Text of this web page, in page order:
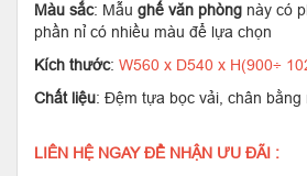
Màu sắc: Mẫu ghế văn phòng này có
phần nỉ có nhiều màu để lựa chọn
Kích thước: W560 x D540 x H(900÷
Chất liệu: Đệm tựa bọc vải, chân bằng
LIÊN HỆ NGAY ĐỂ NHẬN ƯU ĐÃI :